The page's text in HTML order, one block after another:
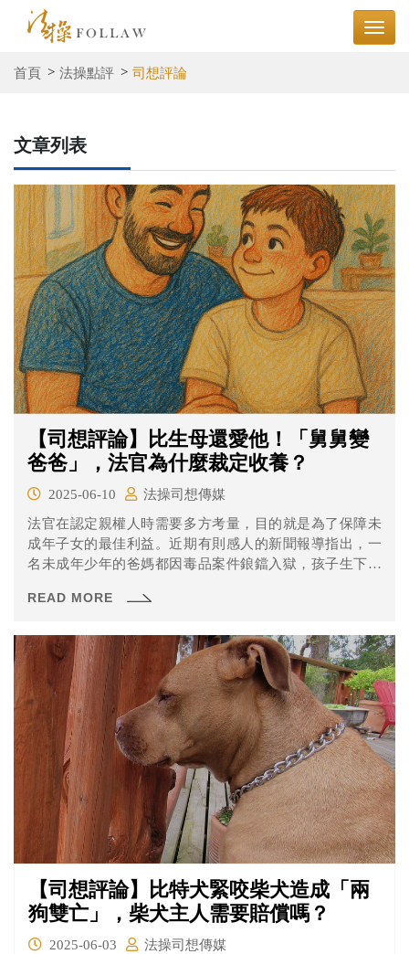
首頁 法操點評 司想評論
文章列表
【司想評論】比生母還愛他！「舅舅變
爸爸」，法官為什麼裁定收養？
2025-06-10
法操司想傳媒
法官在認定親權人時需要多方考量，目的就是為了保障未
成年子女的最佳利益。近期有則感人的新聞報導指出，一
名未成年少年的爸媽都因毒品案件鋃鐺入獄，孩子生下之
任何消息，母親則還在獄中服刑，照顧孩子的重擔就落在
人，雖然沒有照護孩子的經驗，但男子沒有怨言，真的學
習如何當個「爸爸」。
READ MORE
【司想評論】比特犬緊咬柴犬造成「兩
狗雙亡」，柴犬主人需要賠償嗎？
2025-06-03
法操司想傳媒